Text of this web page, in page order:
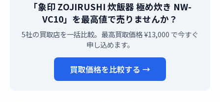
「象印 ZOJIRUSHI 炊飯器 極め炊き NW-
VC10」を最高値で売りませんか？
5社の買取店を一括比較。最高買取価格 ¥13,000 で今すぐ
申し込めます。
買取価格を比較する →